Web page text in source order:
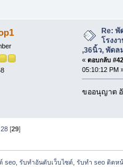
Re: พั
โรงง
,36นิ้ว, พัดล
« ตอบกลับ
05:10:12 PM
ขออนุญาต
28 [29]
seo, รับทำอันดับเว็บไซต์, รับทำ seo ติดห